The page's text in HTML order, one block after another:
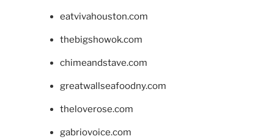
eatvivahouston.com
thebigshowok.com
chimeandstave.com
greatwallseafoodny.com
theloverose.com
gabriovoice.com